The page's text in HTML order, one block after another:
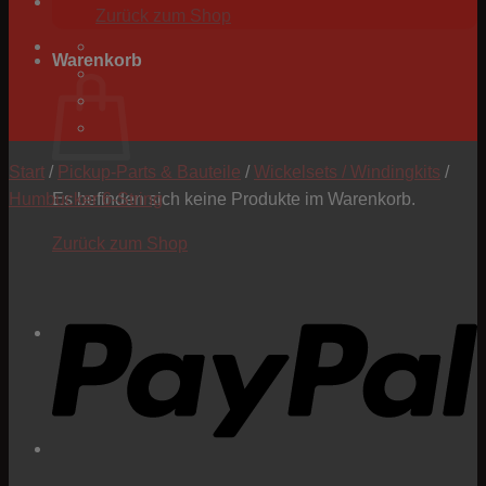
Zurück zum Shop
Warenkorb
Es befinden sich keine Produkte im Warenkorb.
Zurück zum Shop
Start / Pickup-Parts & Bauteile / Wickelsets / Windingkits /
Humbucker 6-String